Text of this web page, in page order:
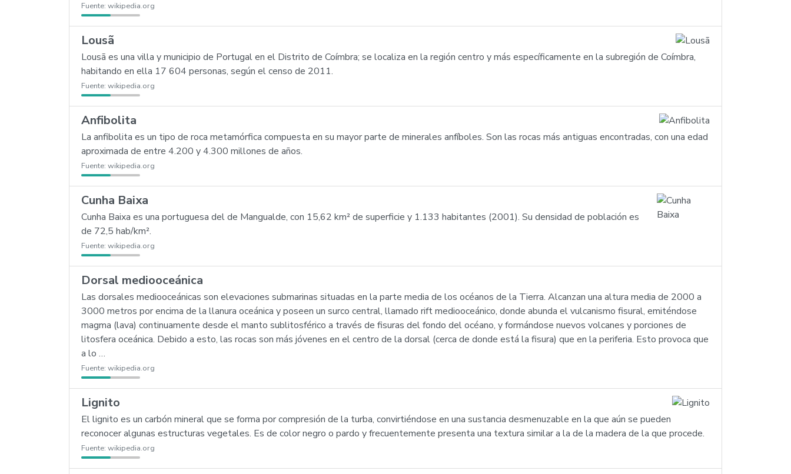
Fuente: wikipedia.org
Lousã
Lousã es una villa y municipio de Portugal en el Distrito de Coímbra; se localiza en la región centro y más específicamente en la subregión de Coímbra,
habitando en ella 17 604 personas, según el censo de 2011.
Fuente: wikipedia.org
Anfibolita
La anfibolita es un tipo de roca metamórfica compuesta en su mayor parte de minerales anfíboles. Son las rocas más antiguas encontradas, con una edad
aproximada de entre 4.200 y 4.300 millones de años.
Fuente: wikipedia.org
Cunha Baixa
Cunha Baixa es una portuguesa del de Mangualde, con 15,62 km² de superficie y 1.133 habitantes (2001). Su densidad de población es
de 72,5 hab/km².
Fuente: wikipedia.org
Dorsal mediooceánica
Las dorsales mediooceánicas son elevaciones submarinas situadas en la parte media de los océanos de la Tierra. Alcanzan una altura media de 2000 a
3000 metros por encima de la llanura oceánica y poseen un surco central, llamado rift mediooceánico, donde abunda el vulcanismo fisural, emiténdose
magma (lava) continuamente desde el manto sublitosférico a través de fisuras del fondo del océano, y formándose nuevos volcanes y porciones de
litosfera oceánica. Debido a esto, las rocas son más jóvenes en el centro de la dorsal (cerca de donde está la fisura) que en la periferia. Esto provoca que
a lo …
Fuente: wikipedia.org
Lignito
El lignito es un carbón mineral que se forma por compresión de la turba, convirtiéndose en una sustancia desmenuzable en la que aún se pueden
reconocer algunas estructuras vegetales. Es de color negro o pardo y frecuentemente presenta una textura similar a la de la madera de la que procede.
Fuente: wikipedia.org